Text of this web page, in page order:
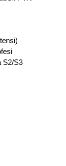
S2/S3